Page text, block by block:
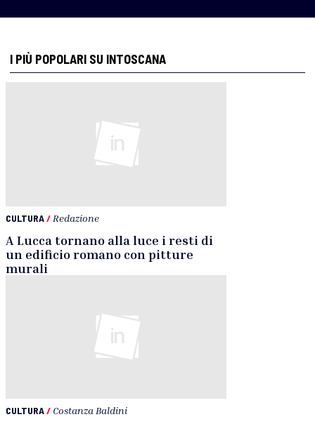
I PIÙ POPOLARI SU INTOSCANA
CULTURA/ Redazione
A Lucca tornano alla luce i resti di
un edificio romano con pitture
murali
CULTURA/ Costanza Baldini